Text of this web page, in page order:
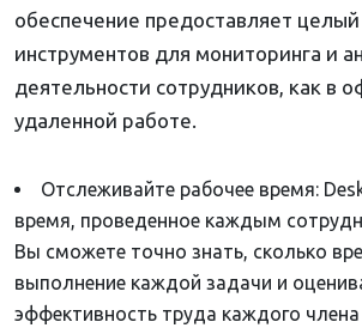
обеспечение предоставляет
инструментов для мониторинга и
деятельности сотрудников, как в
удаленной работе.
Отслеживайте рабочее время:
время, проведенное каждым
Вы сможете точно знать, сколько
выполнение каждой задачи и
эффективность труда каждого